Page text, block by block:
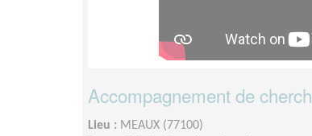
Accompagnement de
Lieu : MEAUX (77100)